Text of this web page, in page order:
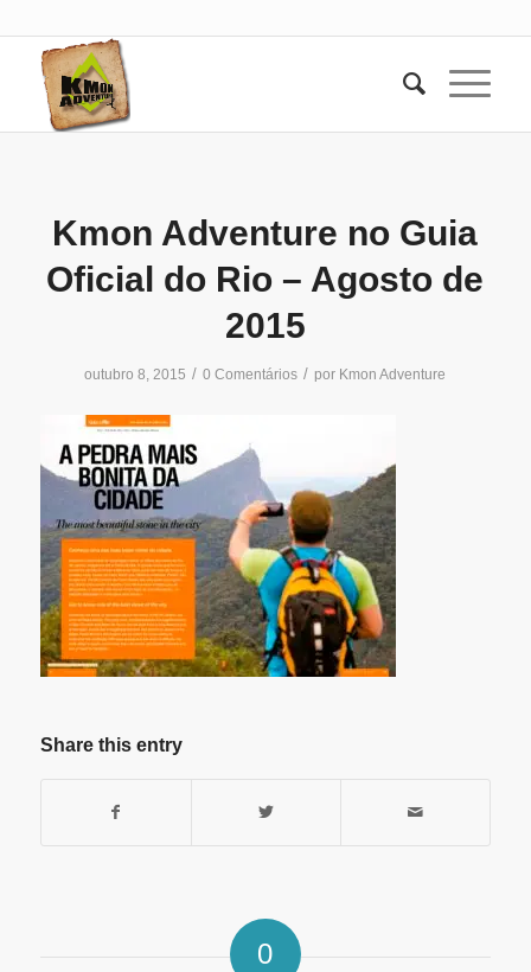
Kmon Adventure no Guia
Oficial do Rio – Agosto de
2015
outubro 8, 2015 / 0 Comentários / por Kmon Adventure
Share this entry
0